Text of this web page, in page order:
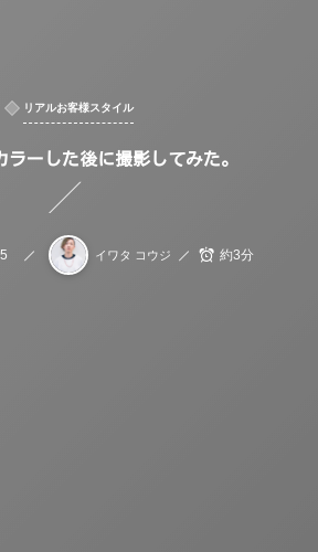
リアルお客様スタイル
ラーした後に撮影してみた。
イワタ コウジ 約3分